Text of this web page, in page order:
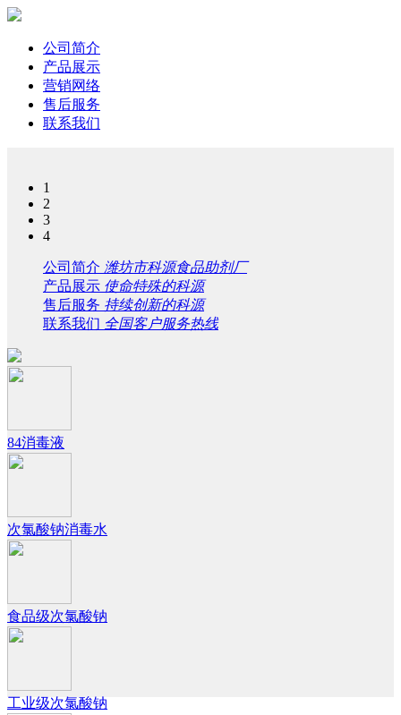
公司简介
产品展示
营销网络
售后服务
联系我们
1
2
3
4
公司简介 潍坊市科源食品助剂厂
产品展示 使命特殊的科源
售后服务 持续创新的科源
联系我们 全国客户服务热线
84消毒液
次氯酸钠消毒水
食品级次氯酸钠
工业级次氯酸钠